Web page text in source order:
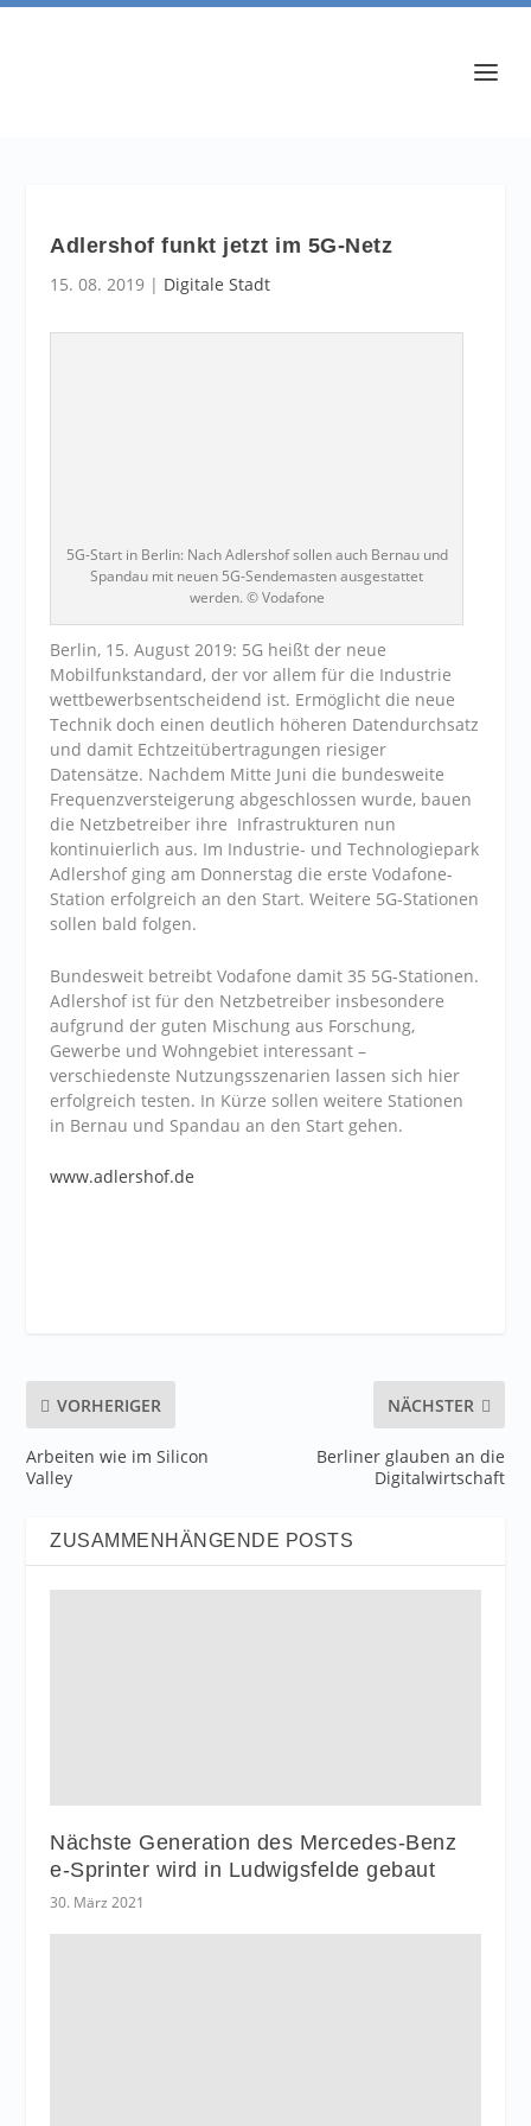
Adlershof funkt jetzt im 5G-Netz
15. 08. 2019 | Digitale Stadt
5G-Start in Berlin: Nach Adlershof sollen auch Bernau und
Spandau mit neuen 5G-Sendemasten ausgestattet
werden. © Vodafone
Berlin, 15. August 2019: 5G heißt der neue
Mobilfunkstandard, der vor allem für die Industrie
wettbewerbsentscheidend ist. Ermöglicht die neue
Technik doch einen deutlich höheren Datendurchsatz
und damit Echtzeitübertragungen riesiger
Datensätze. Nachdem Mitte Juni die bundesweite
Frequenzversteigerung abgeschlossen wurde, bauen
die Netzbetreiber ihre Infrastrukturen nun
kontinuierlich aus. Im Industrie- und Technologiepark
Adlershof ging am Donnerstag die erste Vodafone-
Station erfolgreich an den Start. Weitere 5G-Stationen
sollen bald folgen.
Bundesweit betreibt Vodafone damit 35 5G-Stationen.
Adlershof ist für den Netzbetreiber insbesondere
aufgrund der guten Mischung aus Forschung,
Gewerbe und Wohngebiet interessant –
verschiedenste Nutzungsszenarien lassen sich hier
erfolgreich testen. In Kürze sollen weitere Stationen
in Bernau und Spandau an den Start gehen.
www.adlershof.de
VORHERIGER
Arbeiten wie im Silicon
Valley
NÄCHSTER
Berliner glauben an die
Digitalwirtschaft
ZUSAMMENHÄNGENDE POSTS
Nächste Generation des Mercedes-Benz
e-Sprinter wird in Ludwigsfelde gebaut
30. März 2021